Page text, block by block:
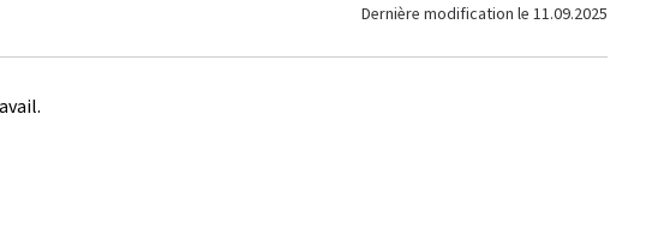
Dernière modification le 11.09.2025